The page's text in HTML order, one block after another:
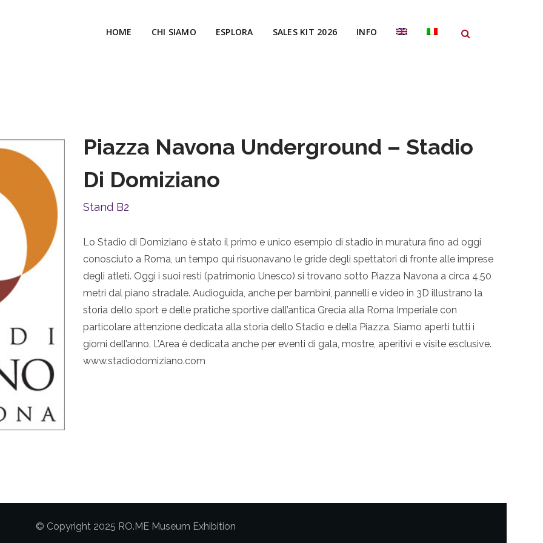
HOME CHI SIAMO ESPLORA SALES KIT 2026 INFO
Piazza Navona Underground – Stadio
Di Domiziano
Stand B2
Lo Stadio di Domiziano è stato il primo e unico esempio di stadio in muratura fino ad oggi
conosciuto a Roma, un tempo qui risuonavano le gride degli spettatori di fronte alle imprese
degli atleti. Oggi i suoi resti (patrimonio Unesco) si trovano sotto Piazza Navona a circa 4,50
metri dal piano stradale. Audioguida, anche per bambini, pannelli e video in 3D illustrano la
storia dello sport e delle pratiche sportive dall’antica Grecia alla Roma Imperiale con
particolare attenzione dedicata alla storia dello Stadio e della Piazza. Siamo aperti tutti i
giorni dell’anno. L’Area è dedicata anche per eventi di gala, mostre, aperitivi e visite esclusive.
www.stadiodomiziano.com
© Copyright 2025 RO.ME Museum Exhibition